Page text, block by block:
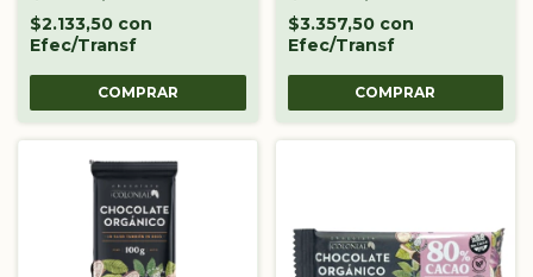
$2.133,50 con
Efec/Transf
$3.357,50 con
Efec/Transf